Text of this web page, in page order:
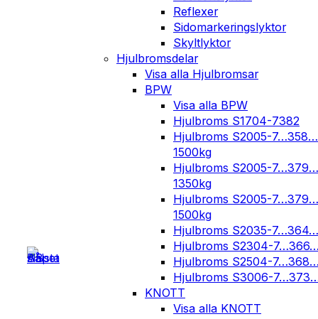
Reflexer
Sidomarkeringslyktor
Skyltlyktor
Hjulbromsdelar
Visa alla Hjulbromsar
BPW
Visa alla BPW
Hjulbroms S1704-7382
Hjulbroms S2005-7…358…
1500kg
Hjulbroms S2005-7…379…
1350kg
Hjulbroms S2005-7…379…
1500kg
Hjulbroms S2035-7…364…
Hjulbroms S2304-
Hjulbroms S2504-
Hjulbroms S3006-
KNOTT
Visa alla KNOTT